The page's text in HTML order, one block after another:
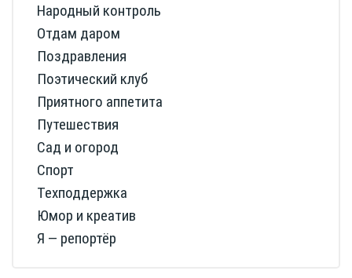
Народный контроль
Отдам даром
Поздравления
Поэтический клуб
Приятного аппетита
Путешествия
Сад и огород
Спорт
Техподдержка
Юмор и креатив
Я — репортёр